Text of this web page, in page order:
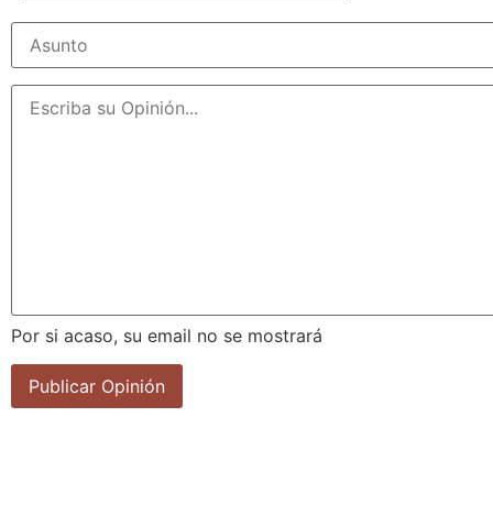
Por si acaso, su email no se mostrará